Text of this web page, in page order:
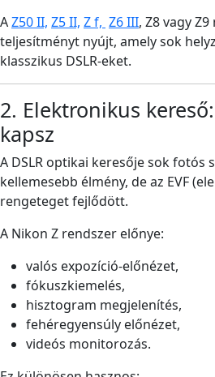
AZ50 II, Z5 II, Z f, Z6 III, Z8 vagy
teljesítményt nyújt, amely sok
klasszikus DSLR-eket.
2. Elektronikus
kapsz
A DSLR optikai keresője sok fotós
kellemesebb élmény, de az EVF
rengeteget fejlődött.
A Nikon Z rendszer előnye:
valós expozíció-előnézet,
fókuszkiemelés,
hisztogram megjelenítés,
fehéregyensúly előnézet,
videós monitorozás.